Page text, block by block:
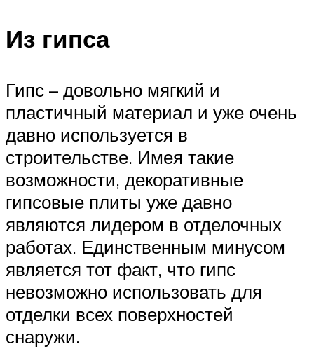
Из гипса
Гипс – довольно мягкий и
пластичный материал и уже очень
давно используется в
строительстве. Имея такие
возможности, декоративные
гипсовые плиты уже давно
являются лидером в отделочных
работах. Единственным минусом
является тот факт, что гипс
невозможно использовать для
отделки всех поверхностей
снаружи.